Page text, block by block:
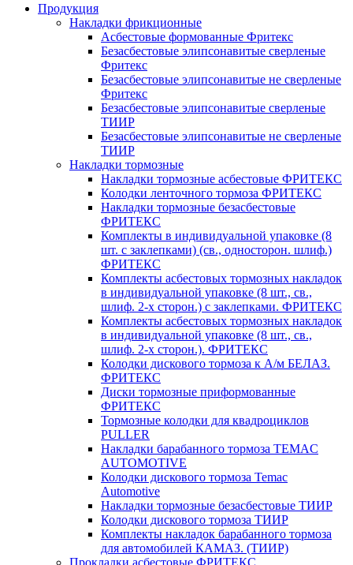
Продукция
Накладки фрикционные
Асбестовые формованные Фритекс
Безасбестовые элипсонавитые сверленые
Фритекс
Безасбестовые элипсонавитые не сверленые
Фритекс
Безасбестовые элипсонавитые сверленые
ТИИР
Безасбестовые элипсонавитые не сверленые
ТИИР
Накладки тормозные
Накладки тормозные асбестовые ФРИТЕКС
Колодки ленточного тормоза ФРИТЕКС
Накладки тормозные безасбестовые
ФРИТЕКС
Комплекты в индивидуальной упаковке (8
шт. с заклепками) (св., односторон. шлиф.)
ФРИТЕКС
Комплекты асбестовых тормозных накладок
в индивидуальной упаковке (8 шт., св.,
шлиф. 2-х сторон.) c заклепками. ФРИТЕКС
Комплекты асбестовых тормозных накладок
в индивидуальной упаковке (8 шт., св.,
шлиф. 2-х сторон.). ФРИТЕКС
Колодки дискового тормоза к А/м БЕЛАЗ.
ФРИТЕКС
Диски тормозные приформованные
ФРИТЕКС
Тормозные колодки для квадроциклов
PULLER
Накладки барабанного тормоза TEMAC
AUTOMOTIVE
Колодки дискового тормоза Temac
Automotive
Накладки тормозные безасбестовые ТИИР
Колодки дискового тормоза ТИИР
Комплекты накладок барабанного тормоза
для автомобилей КАМАЗ. (ТИИР)
Прокладки асбестовые ФРИТЕКС